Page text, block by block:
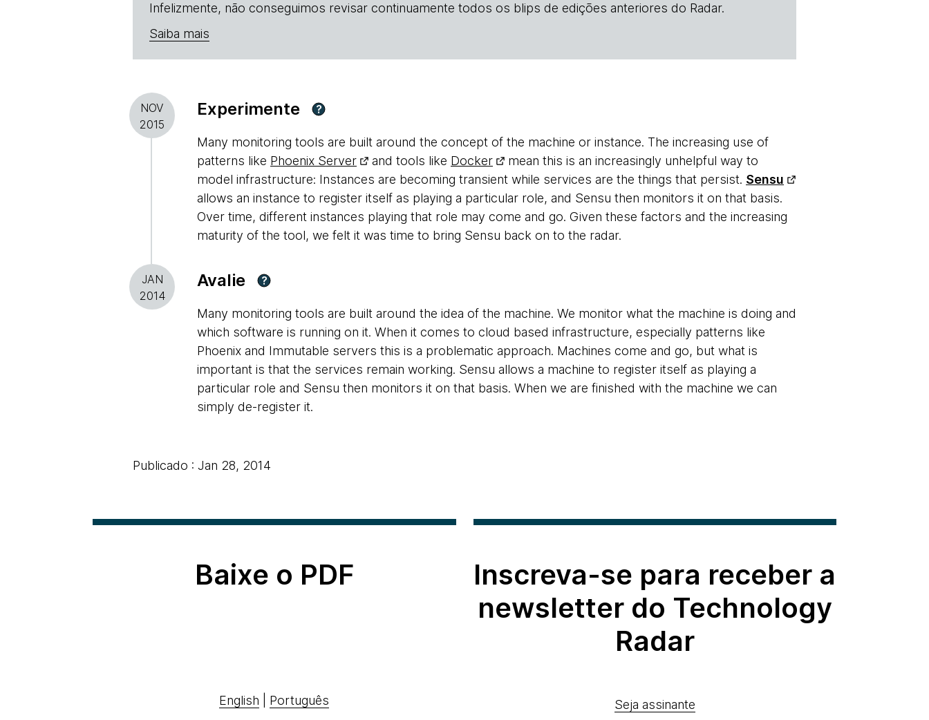
Infelizmente, não conseguimos revisar continuamente todos os blips de edições anteriores do Radar.
Saiba mais
NOV
2015
Experimente ?
Many monitoring tools are built around the concept of the machine or instance. The increasing use of
patterns like Phoenix Server and tools like Docker
mean this is an increasingly unhelpful way to
model infrastructure: Instances are becoming transient while services are the things that persist. Sensu
allows an instance to register itself as playing a particular role, and Sensu then monitors it on that basis.
Over time, different instances playing that role may come and go. Given these factors and the increasing
maturity of the tool, we felt it was time to bring Sensu back on to the radar.
JAN
2014
Avalie ?
Many monitoring tools are built around the idea of the machine. We monitor what the machine is doing and
which software is running on it. When it comes to cloud based infrastructure, especially patterns like
Phoenix and Immutable servers this is a problematic approach. Machines come and go, but what is
important is that the services remain working. Sensu allows a machine to register itself as playing a
particular role and Sensu then monitors it on that basis. When we are finished with the machine we can
simply de-register it.
Publicado : Jan 28, 2014
Baixe o PDF
English Português
Inscreva-se para receber a
newsletter do Technology
Radar
Seja assinante